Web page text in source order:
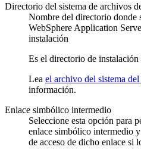
Directorio del sistema de archivos
Nombre del directorio donde
WebSphere Application
instalación
Es el directorio de
Lea el archivo del sistema
información.
Enlace simbólico intermedio
Seleccione esta opción para
enlace simbólico intermedio
de acceso de dicho enlace si